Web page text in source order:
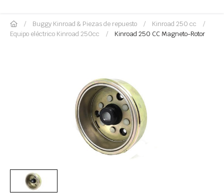
Buggy Kinroad & Piezas de repuesto
Kinroad 250 cc
Equipo eléctrico Kinroad 250cc
Kinroad 250 CC Magneto-Rotor